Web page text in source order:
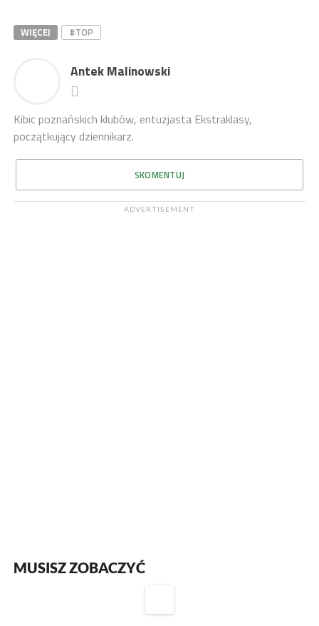
WIĘCEJ #TOP
Antek Malinowski
Kibic poznańskich klubów, entuzjasta Ekstraklasy,
początkujący dziennikarz.
SKOMENTUJ
ADVERTISEMENT
MUSISZ ZOBACZYĆ